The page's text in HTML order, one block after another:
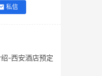
私信
-西安酒店预定